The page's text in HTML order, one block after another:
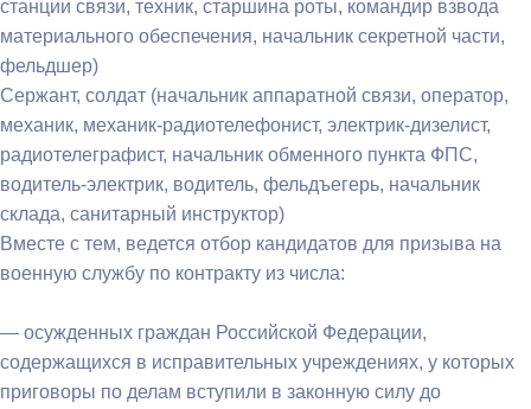
станции связи, техник, старшина роты, командир взвода
материального обеспечения, начальник секретной части,
фельдшер)
Сержант, солдат (начальник аппаратной связи, оператор,
механик, механик-радиотелефонист, электрик-дизелист,
радиотелеграфист, начальник обменного пункта ФПС,
водитель-электрик, водитель, фельдъегерь, начальник
склада, санитарный инструктор)
Вместе с тем, ведется отбор кандидатов для призыва на
военную службу по контракту из числа:
— осужденных граждан Российской Федерации,
содержащихся в исправительных учреждениях, у которых
приговоры по делам вступили в законную силу до